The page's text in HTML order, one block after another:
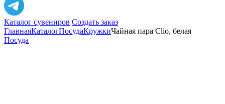
Каталог сувениров Создать заказ
ГлавнаяКаталогПосудаКружкиЧайная пара Clio, белая
Посуда